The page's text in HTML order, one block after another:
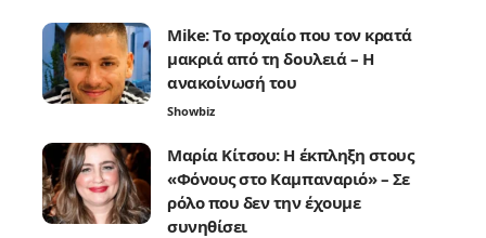
Mike: Το τροχαίο που τον κρατά
μακριά από τη δουλειά – Η
ανακοίνωσή του
Showbiz
Μαρία Κίτσου: Η έκπληξη στους
«Φόνους στο Καμπαναριό» – Σε
ρόλο που δεν την έχουμε
συνηθίσει